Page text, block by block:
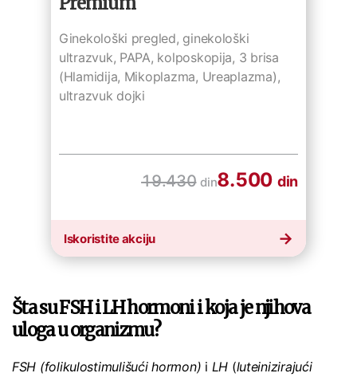
Ginekološki pregled, ginekološki
ultrazvuk, PAPA, kolposkopija, 3 brisa
(Hlamidija, Mikoplazma, Ureaplazma),
ultrazvuk dojki
19.430 din8.500 din
Iskoristite akciju
Šta su FSH i LH hormoni i koja je njihova
uloga u organizmu?
FSH (folikulostimulišući hormon) i LH (luteinizirajući